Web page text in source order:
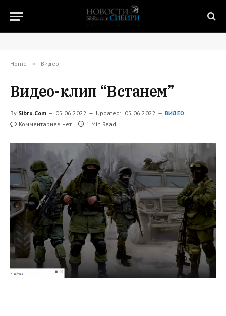
Home » Видео
Видео-клип “Встанем”
By Sibru.Com 05.06.2022 Updated: 05.06.2022 ВИДЕО
Комментариев нет 1 Min Read